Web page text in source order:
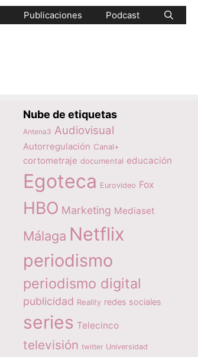
Publicaciones Podcast
Nube de etiquetas
Antena3 Audiovisual
Autorregulación Canal+
cortometraje documental educación
Egoteca Eurovideo Fox
HBO Marketing Mediaset
Málaga Netflix
periodismo
periodismo digital
publicidad Reality redes sociales
series Telecinco
televisión twitter Universidad